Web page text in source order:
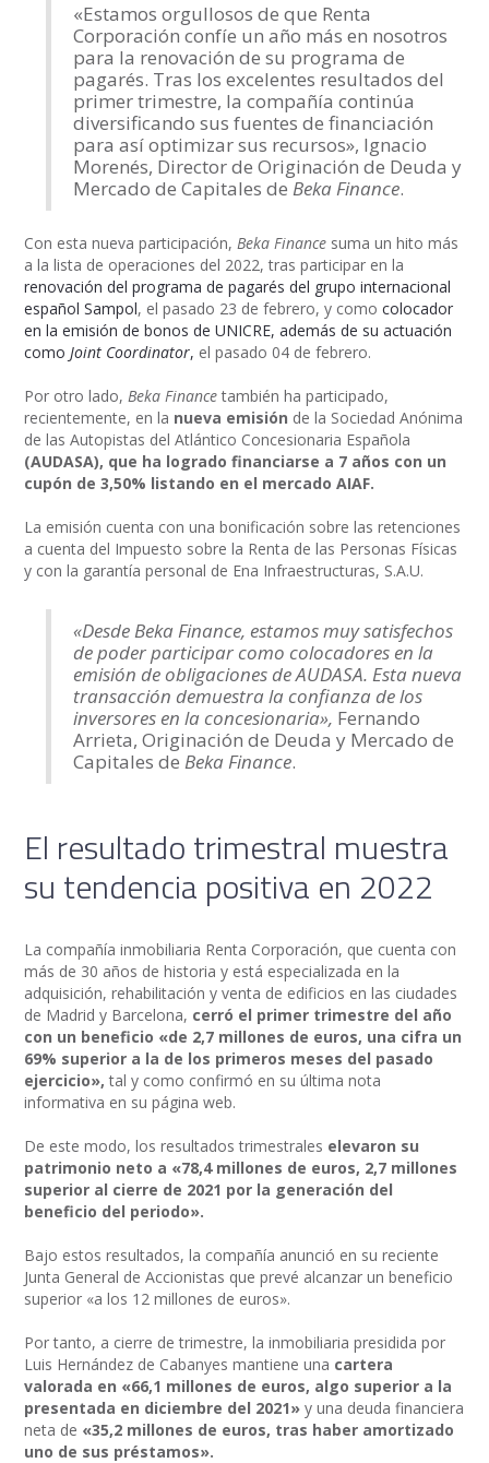
«Estamos orgullosos de que Renta
Corporación confíe un año más en nosotros
para la renovación de su programa de
pagarés. Tras los excelentes resultados del
primer trimestre, la compañía continúa
diversificando sus fuentes de financiación
para así optimizar sus recursos», Ignacio
Morenés, Director de Originación de Deuda y
Mercado de Capitales deBeka Finance.
Con esta nueva participación,Beka Finance suma un hito más
a la lista de operaciones del 2022, tras participar en la
renovación del programa de pagarés del grupo internacional
español Sampol, el pasado 23 de febrero, y comocolocador
en la emisión de bonos de UNICRE, además de su actuación
comoJoint Coordinator, el pasado 04 de febrero.
Por otro lado,Beka Financetambién ha participado,
recientemente, en la nueva emisión de la Sociedad Anónima
de las Autopistas del Atlántico Concesionaria Española
(AUDASA), que ha logrado financiarse a 7 años con un
cupón de 3,50% listando en el mercado AIAF.
La emisión cuenta con una bonificación sobre las retenciones
a cuenta del Impuesto sobre la Renta de las Personas Físicas
y con la garantía personal de Ena Infraestructuras, S.A.U.
«Desde Beka Finance, estamos muy satisfechos
de poder participar como colocadores en la
emisión de obligaciones de AUDASA. Esta nueva
transacción demuestra la confianza de los
inversores en la concesionaria», Fernando
Arrieta, Originación de Deuda y Mercado de
Capitales deBeka Finance.
El resultado trimestral muestra
su tendencia positiva en 2022
La compañía inmobiliaria Renta Corporación, que cuenta con
más de 30 años de historia y está especializada en la
adquisición, rehabilitación y venta de edificios en las ciudades
de Madrid y Barcelona, cerró el primer trimestre del año
con un beneficio «de 2,7 millones de euros, una cifra un
69% superior a la de los primeros meses del pasado
ejercicio», tal y como confirmó en su última nota
informativa en su página web.
De este modo, los resultados trimestrales elevaron su
patrimonio neto a «78,4 millones de euros, 2,7 millones
superior al cierre de 2021 por la generación del
beneficio del periodo».
Bajo estos resultados, la compañía anunció en su reciente
Junta General de Accionistas que prevé alcanzar un beneficio
superior «a los 12 millones de euros».
Por tanto, a cierre de trimestre, la inmobiliaria presidida por
Luis Hernández de Cabanyes mantiene una cartera
valorada en «66,1 millones de euros, algo superior a la
presentada en diciembre del 2021» y una deuda financiera
neta de «35,2 millones de euros, tras haber amortizado
uno de sus préstamos».